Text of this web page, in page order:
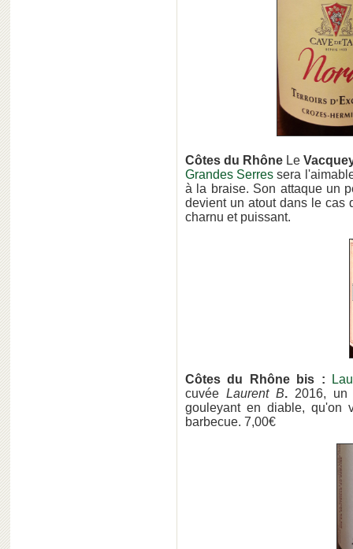
Côtes du Rhône Le
Grandes Serres sera
à la braise. Son attaque un
devient un atout dans le
charnu et puissant.
Côtes du Rhône bis :
cuvée Laurent B. 2016, un
gouleyant en diable, qu'on
barbecue. 7,00€